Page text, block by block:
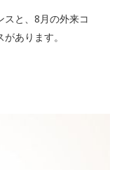
スと、8月の外来コ
あります。